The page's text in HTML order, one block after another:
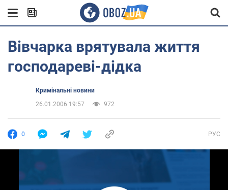
Вівчарка врятувала життя
господареві-дідка
Кримінальні новини
26.01.2006 19:57
972
0 РУС